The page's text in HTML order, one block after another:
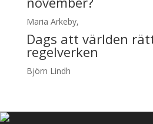
Maria Arkeby,
Dags att världen
regelverken
Björn Lindh